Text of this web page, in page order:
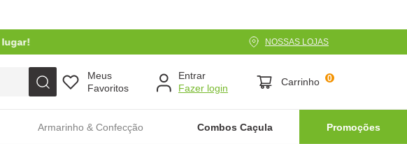
lugar! NOSSAS LOJAS
Meus
Favoritos
Entrar
Carrinho 0
Armarinho & Confecção Combos Caçula Promoções